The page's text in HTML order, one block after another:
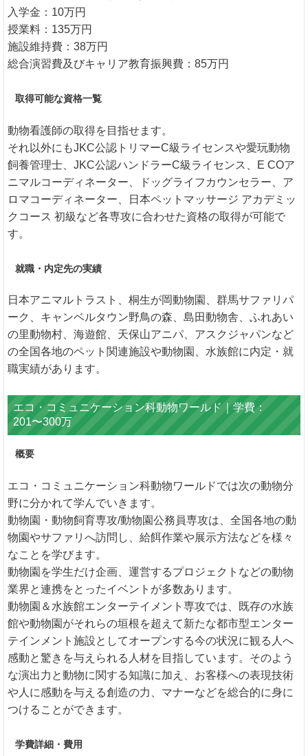
入学金：10万円
授業料：135万円
施設維持費：38万円
総合演習費及びキャリア教育振興費：85万円
取得可能な資格一覧
動物看護師の取得を目指せます。
それ以外にもJKC公認トリマーC級ライセンスや愛玩動物
飼養管理士、JKC公認ハンドラーC級ライセンス、E COア
ニマルコーディネーター、ドッグライフカウンセラー、ア
ロマコーディネーター、日本ペットマッサージ アカデミッ
クコース 初級など各専攻に合わせた資格の取得が可能で
す。
就職・内定先の実績
日本アニマルトラスト、桐生が岡動物園、群馬サファリパ
ーク、キャンベルタウン野鳥の森、島田動物舎、ふれあい
の里動物村、海遊館、天保山アニパ、アスクジャパンなど
の全国各地のペット関連施設や動物園、水族館に内定・就
職実績があります。
エコ・コミュニケーション科動物ワールド｜学費：
201〜300万
概要
エコ・コミュニケーション科動物ワールドでは次の動物分
野に分かれて学んでいきます。
動物園・動物飼育専攻/動物園公務員専攻は、全国各地の動
物園やサファリへ訪問し、給餌作業や展示方法などを様々
なことを学びます。
動物園を学生だけ企画、運営するプロジェクトなどの動物
業界と連携をとったイベントが多数あります。
動物園＆水族館エンターテイメント専攻では、既存の水族
館や動物園がそれらの垣根を超えて新たな都市型エンター
テインメント施設としてオープンする今の状況に観る人へ
感動と驚きを与えられる人材を目指しています。そのよう
な演出力と動物に関する知識に加え、お客様への表現技術
や人に感動を与える創造の力、マナーなどを総合的に身に
つけることができます。
学費詳細・費用